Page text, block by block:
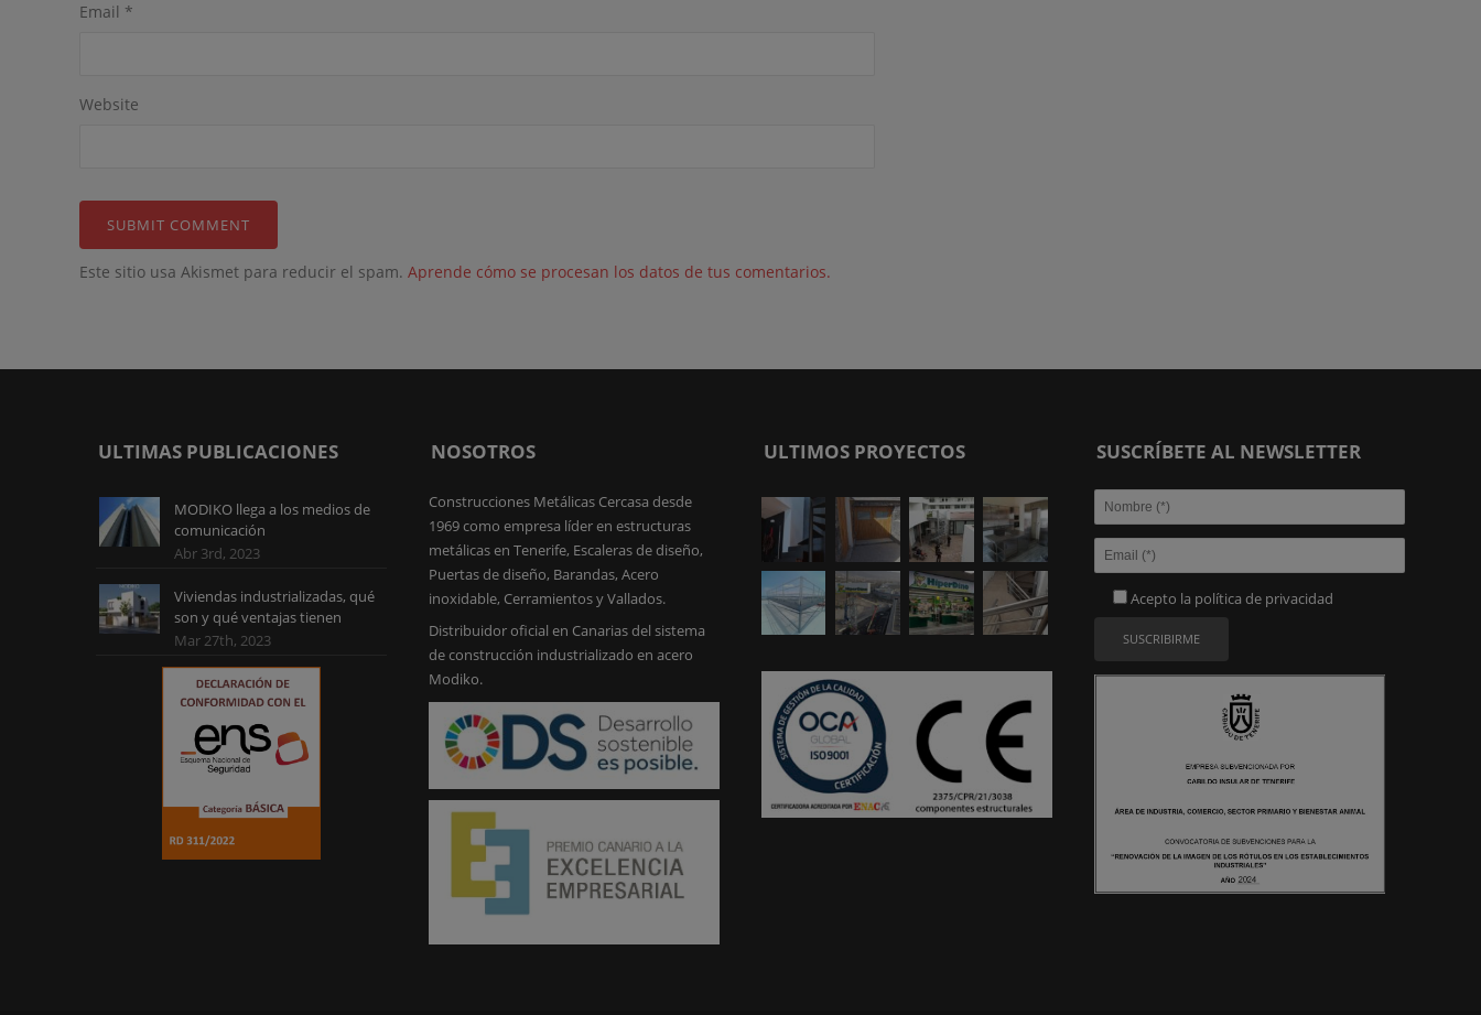
Email *
Website
Este sitio usa Akismet para reducir el spam. Aprende cómo se procesan los datos de tus comentarios.
ULTIMAS PUBLICACIONES
MODIKO llega a los medios de
comunicación
Abr 3rd, 2023
Viviendas industrializadas, qué
son y qué ventajas tienen
Mar 27th, 2023
NOSOTROS
Construcciones Metálicas Cercasa desde
1969 como empresa líder en estructuras
metálicas en Tenerife, Escaleras de diseño,
Puertas de diseño, Barandas, Acero
inoxidable, Cerramientos y Vallados.
Distribuidor oficial en Canarias del sistema
de construcción industrializado en acero
Modiko.
ULTIMOS PROYECTOS SUSCRÍBETE AL NEWSLETTER
Acepto la política de privacidad